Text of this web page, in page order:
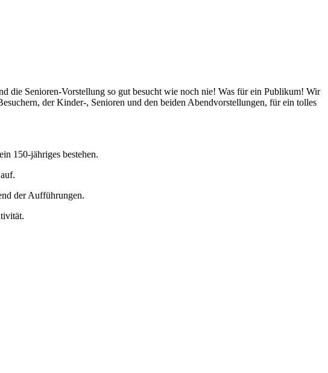
die Senioren-Vorstellung so gut besucht wie noch nie! Was für ein Publikum! Wir
der Kinder-, Senioren und den beiden Abendvorstellungen, für ein tolles
150-jähriges bestehen.
der Aufführungen.